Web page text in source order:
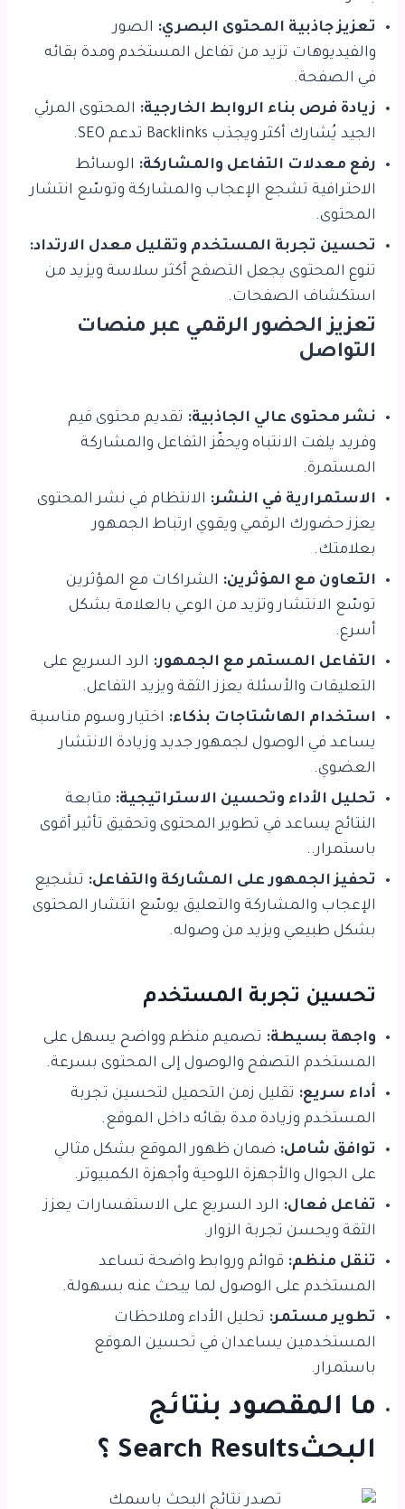
تعزيز جاذبية المحتوى البصري: الصور
والفيديوهات تزيد من تفاعل المستخدم ومدة بقائه
في الصفحة.
زيادة فرص بناء الروابط الخارجية: المحتوى المرئي
الجيد يُشارك أكثر ويجذب Backlinks تدعم SEO.
رفع معدلات التفاعل والمشاركة: الوسائط
الاحترافية تشجع الإعجاب والمشاركة وتوسّع انتشار
المحتوى.
تحسين تجربة المستخدم وتقليل معدل الارتداد:
تنوع المحتوى يجعل التصفح أكثر سلاسة ويزيد من
استكشاف الصفحات.
تعزيز الحضور الرقمي عبر منصات
التواصل
نشر محتوى عالي الجاذبية: تقديم محتوى قيم
وفريد يلفت الانتباه ويحفّز التفاعل والمشاركة
المستمرة.
الاستمرارية في النشر: الانتظام في نشر المحتوى
يعزز حضورك الرقمي ويقوي ارتباط الجمهور
بعلامتك.
التعاون مع المؤثرين: الشراكات مع المؤثرين
توسّع الانتشار وتزيد من الوعي بالعلامة بشكل
أسرع.
التفاعل المستمر مع الجمهور: الرد السريع على
التعليقات والأسئلة يعزز الثقة ويزيد التفاعل.
استخدام الهاشتاجات بذكاء: اختيار وسوم مناسبة
يساعد في الوصول لجمهور جديد وزيادة الانتشار
العضوي.
تحليل الأداء وتحسين الاستراتيجية: متابعة
النتائج يساعد في تطوير المحتوى وتحقيق تأثير أقوى
باستمرار..
تحفيز الجمهور على المشاركة والتفاعل: تشجيع
الإعجاب والمشاركة والتعليق يوسّع انتشار المحتوى
بشكل طبيعي ويزيد من وصوله.
تحسين تجربة المستخدم
واجهة بسيطة: تصميم منظم وواضح يسهل على
المستخدم التصفح والوصول إلى المحتوى بسرعة.
أداء سريع: تقليل زمن التحميل لتحسين تجربة
المستخدم وزيادة مدة بقائه داخل الموقع.
توافق شامل: ضمان ظهور الموقع بشكل مثالي
على الجوال والأجهزة اللوحية وأجهزة الكمبيوتر.
تفاعل فعال: الرد السريع على الاستفسارات يعزز
الثقة ويحسن تجربة الزوار.
تنقل منظم: قوائم وروابط واضحة تساعد
المستخدم على الوصول لما يبحث عنه بسهولة.
تطوير مستمر: تحليل الأداء وملاحظات
المستخدمين يساعدان في تحسين الموقع
باستمرار.
ما المقصود بنتائج
البحثSearch Results ؟